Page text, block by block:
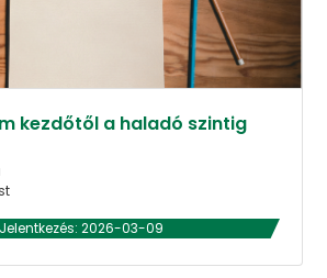
kezdőtől a haladó szintig
Jelentkezés: 2026-03-09